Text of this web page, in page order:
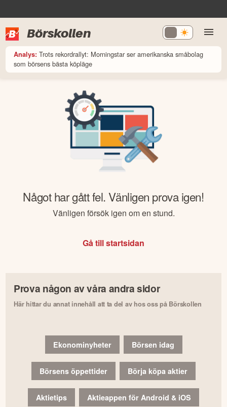
Börskollen
Analys: Trots rekordrallyt: Morningstar ser amerikanska småbolag
som börsens bästa köpläge
Något har gått fel. Vänligen prova igen!
Vänligen försök igen om en stund.
Gå till startsidan
Prova någon av våra andra sidor
Här hittar du annat innehåll att ta del av hos oss på Börskollen
Ekonominyheter Börsen idag
Börsens öppettider Börja köpa aktier
Aktietips Aktieappen för Android & iOS